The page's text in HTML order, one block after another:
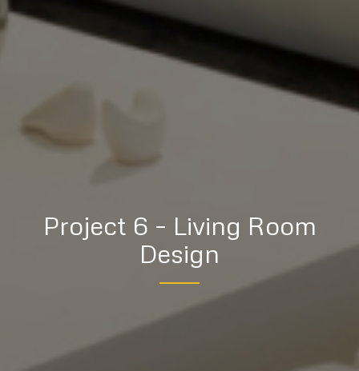
Project 6 – Living Room
Design